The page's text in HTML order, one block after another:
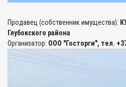
Продавец (собственник имущества):
Глубокского района
Организатор: ООО "Госторги", тел.